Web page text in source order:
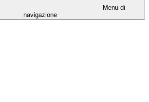
Menu di
navigazione